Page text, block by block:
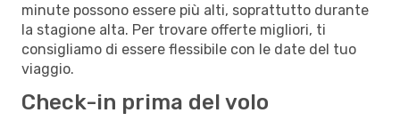
minute possono essere più alti, soprattutto durante
la stagione alta. Per trovare offerte migliori, ti
consigliamo di essere flessibile con le date del tuo
viaggio.
Check-in prima del volo